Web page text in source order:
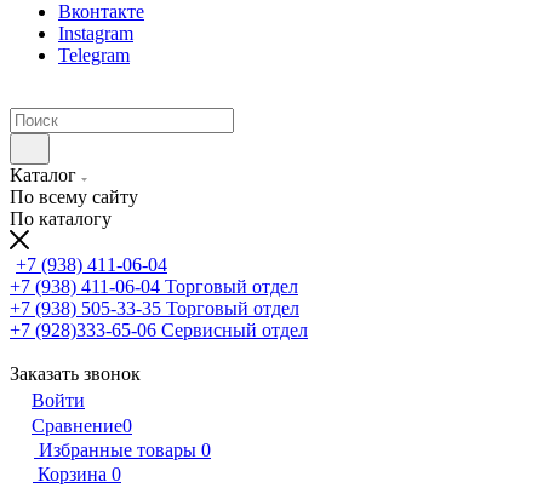
Вконтакте
Instagram
Telegram
Каталог
По всему сайту
По каталогу
+7 (938) 411-06-04
+7 (938) 411-06-04 Торговый отдел
+7 (938) 505-33-35 Торговый отдел
+7 (928)333-65-06 Сервисный отдел
Заказать звонок
Войти
Сравнение0
Избранные товары 0
Корзина 0